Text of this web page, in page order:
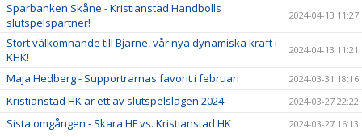
Sparbanken Skåne - Kristianstad Handbolls
slutspelspartner!
2024-04-13 11:27
Stort välkomnande till Bjarne, vår nya dynamiska kraft i
KHK!
2024-04-13 11:21
Maja Hedberg - Supportrarnas favorit i februari 2024-03-31 18:16
Kristianstad HK är ett av slutspelslagen 2024 2024-03-27 22:22
Sista omgången - Skara HF vs. Kristianstad HK 2024-03-27 16:13